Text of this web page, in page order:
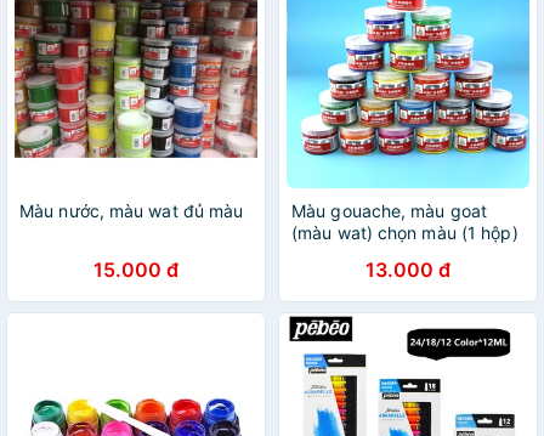
Màu nước, màu wat đủ màu
15.000 đ
Màu gouache, màu goat
(màu wat) chọn màu (1 hộp)
13.000 đ